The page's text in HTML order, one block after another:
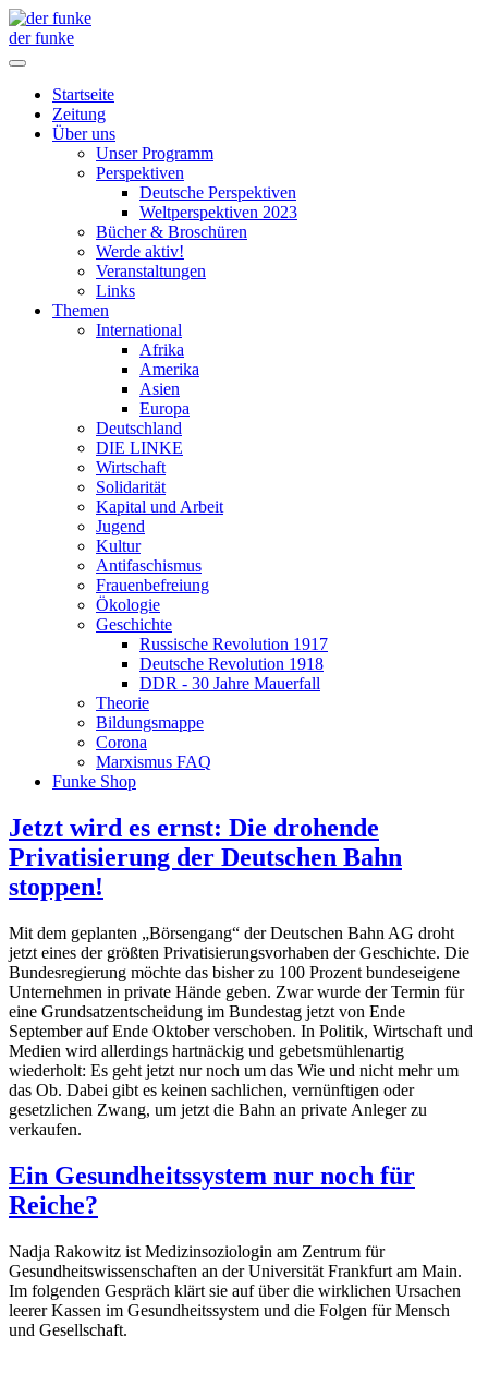
der funke
Startseite
Zeitung
Über uns
Unser Programm
Perspektiven
Deutsche Perspektiven
Weltperspektiven 2023
Bücher & Broschüren
Werde aktiv!
Veranstaltungen
Links
Themen
International
Afrika
Amerika
Asien
Europa
Deutschland
DIE LINKE
Wirtschaft
Solidarität
Kapital und Arbeit
Jugend
Kultur
Antifaschismus
Frauenbefreiung
Ökologie
Geschichte
Russische Revolution 1917
Deutsche Revolution 1918
DDR - 30 Jahre Mauerfall
Theorie
Bildungsmappe
Corona
Marxismus FAQ
Funke Shop
Jetzt wird es ernst: Die drohende
Privatisierung der Deutschen Bahn
stoppen!
Mit dem geplanten „Börsengang“ der Deutschen Bahn AG droht
jetzt eines der größten Privatisierungsvorhaben der Geschichte. Die
Bundesregierung möchte das bisher zu 100 Prozent bundeseigene
Unternehmen in private Hände geben. Zwar wurde der Termin für
eine Grundsatzentscheidung im Bundestag jetzt von Ende
September auf Ende Oktober verschoben. In Politik, Wirtschaft und
Medien wird allerdings hartnäckig und gebetsmühlenartig
wiederholt: Es geht jetzt nur noch um das Wie und nicht mehr um
das Ob. Dabei gibt es keinen sachlichen, vernünftigen oder
gesetzlichen Zwang, um jetzt die Bahn an private Anleger zu
verkaufen.
Ein Gesundheitssystem nur noch für
Reiche?
Nadja Rakowitz ist Medizinsoziologin am Zentrum für
Gesundheitswissenschaften an der Universität Frankfurt am Main.
Im folgenden Gespräch klärt sie auf über die wirklichen Ursachen
leerer Kassen im Gesundheitssystem und die Folgen für Mensch
und Gesellschaft.